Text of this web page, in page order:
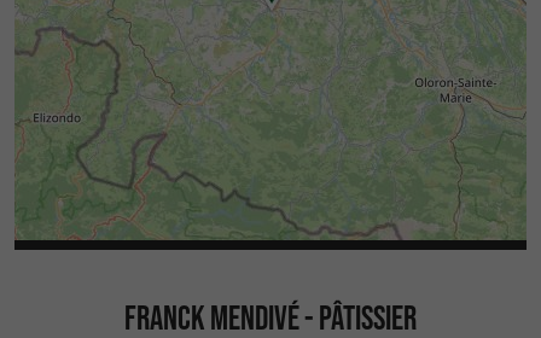
FRANCK MENDIVÉ - PÂTISSIER